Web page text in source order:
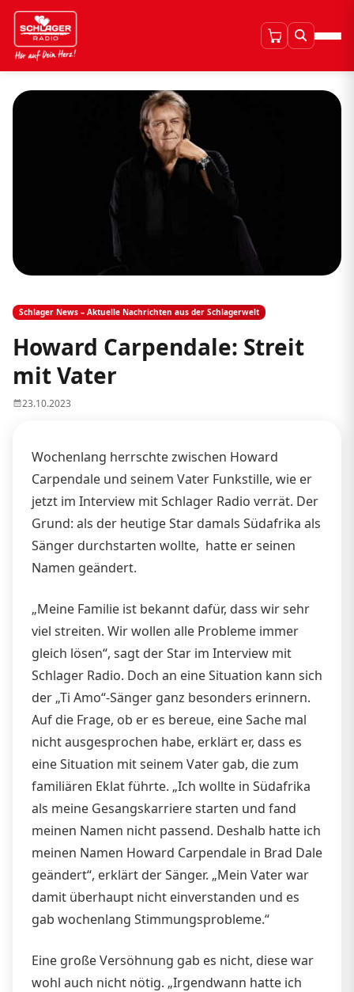
Schlager News – Aktuelle Nachrichten aus der Schlagerwelt
Howard Carpendale: Streit
mit Vater
23.10.2023
Wochenlang herrschte zwischen Howard
Carpendale und seinem Vater Funkstille, wie er
jetzt im Interview mit Schlager Radio verrät. Der
Grund: als der heutige Star damals Südafrika als
Sänger durchstarten wollte, hatte er seinen
Namen geändert.
„Meine Familie ist bekannt dafür, dass wir sehr
viel streiten. Wir wollen alle Probleme immer
gleich lösen“, sagt der Star im Interview mit
Schlager Radio. Doch an eine Situation kann sich
der „Ti Amo“-Sänger ganz besonders erinnern.
Auf die Frage, ob er es bereue, eine Sache mal
nicht ausgesprochen habe, erklärt er, dass es
eine Situation mit seinem Vater gab, die zum
familiären Eklat führte. „Ich wollte in Südafrika
als meine Gesangskarriere starten und fand
meinen Namen nicht passend. Deshalb hatte ich
meinen Namen Howard Carpendale in Brad Dale
geändert“, erklärt der Sänger. „Mein Vater war
damit überhaupt nicht einverstanden und es
gab wochenlang Stimmungsprobleme.“
Eine große Versöhnung gab es nicht, diese war
wohl auch nicht nötig. „Irgendwann hatte ich